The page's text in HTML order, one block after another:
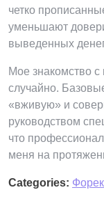
четко
уменьшают
выведенных
Мое знакомство
случайно.
«вживую» и
руководством
что
меня на
Categories: